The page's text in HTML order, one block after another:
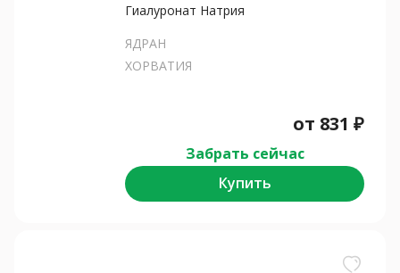
Гиалуронат Натрия
ЯДРАН
ХОРВАТИЯ
от 831 ₽
Забрать сейчас
Купить